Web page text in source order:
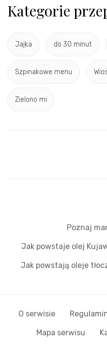
Kategorie
Jajka do 30 minut
Szpinakowe menu
Zielono mi
Poznaj
Jak powstaje olej
Jak powstają oleje
O serwisie
Mapa serwisu